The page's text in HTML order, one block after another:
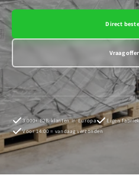
Direct
Vraag
3.000+ B2B-klanten in Europa Eigen
Voor 14:00 = vandaag verzonden